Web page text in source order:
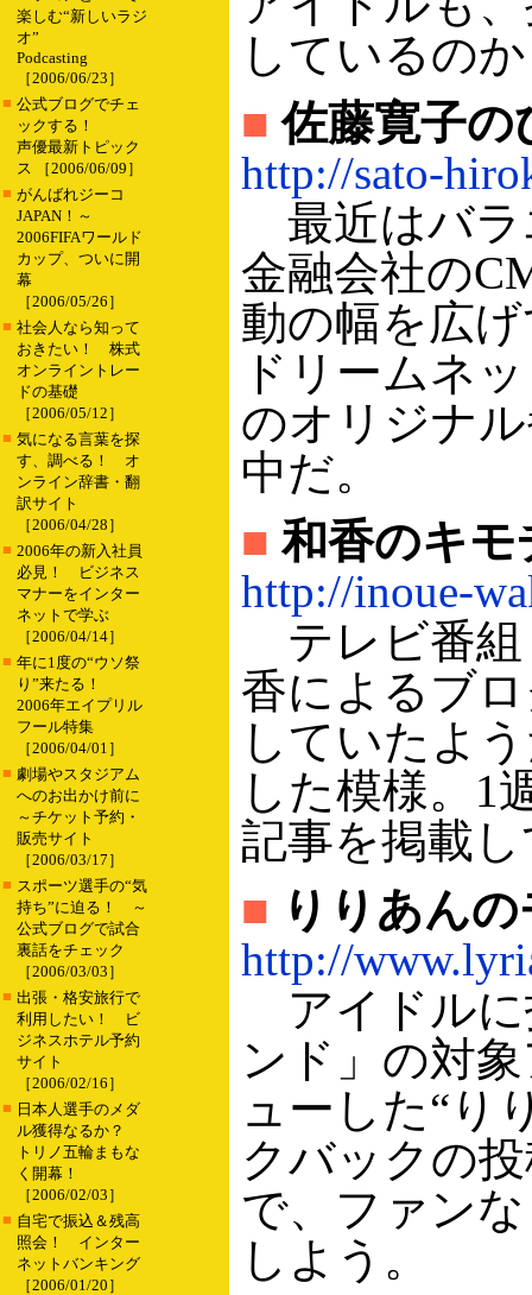
楽しむ“新しいラジ
オ”
Podcasting
［2006/06/23］
■ 公式ブログでチェ
ックする！
声優最新トピック
ス ［2006/06/09］
■ がんばれジーコ
JAPAN！～
2006FIFAワールド
カップ、ついに開
幕
［2006/05/26］
■ 社会人なら知って
おきたい！ 株式
オンライントレー
ドの基礎
［2006/05/12］
■ 気になる言葉を探
す、調べる！ オ
ンライン辞書・翻
訳サイト
［2006/04/28］
■ 2006年の新入社員
必見！ ビジネス
マナーをインター
ネットで学ぶ
［2006/04/14］
■ 年に1度の“ウソ祭
り”来たる！
2006年エイプリル
フール特集
［2006/04/01］
■ 劇場やスタジアム
へのお出かけ前に
～チケット予約・
販売サイト
［2006/03/17］
■ スポーツ選手の“気
持ち”に迫る！ ～
公式ブログで試合
裏話をチェック
［2006/03/03］
■ 出張・格安旅行で
利用したい！ ビ
ジネスホテル予約
サイト
［2006/02/16］
■ 日本人選手のメダ
ル獲得なるか？
トリノ五輪まもな
く開幕！
［2006/02/03］
■ 自宅で振込＆残高
照会！ インター
ネットバンキング
［2006/01/20］
しているの
■佐藤寛子の
http://sato-
最近はバラ
金融会社の
動の幅を広
ドリームネ
のオリジナ
中だ。
■和香のキモ
http://inoue-
テレビ番組
香によるブ
していたよ
した模様。1
記事を掲載
■ りりあん
http://
アイドルに
ンド」の対
ューした“り
クバックの
で、ファン
しよう。